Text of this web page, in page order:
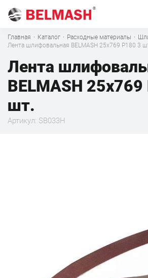
Главная · Каталог · Расходные материалы ·
Лента шлифовальная BELMASH 25x769 Р180 3
Лента
BELMASH
шт.
Артикул: SB033H